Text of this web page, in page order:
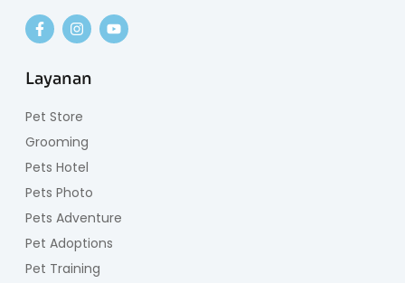
Layanan
Pet Store
Grooming
Pets Hotel
Pets Photo
Pets Adventure
Pet Adoptions
Pet Training